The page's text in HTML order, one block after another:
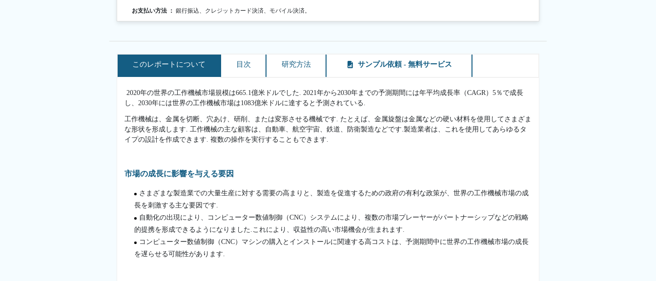
お支払い方法 ： 銀行振込、クレジットカード決済、モバイル決済。
このレポートについて 目次 研究方法 サンプル依頼 - 無料サービス
2020年の世界の工作機械市場規模は665.1億米ドルでした. 2021年から2030年までの予測期間には年平均成長率（CAGR）5％で成長
し、2030年には世界の工作機械市場は1083億米ドルに達すると予測されている.
工作機械は、金属を切断、穴あけ、研削、または変形させる機械です. たとえば、金属旋盤は金属などの硬い材料を使用してさまざま
な形状を形成します. 工作機械の主な顧客は、自動車、航空宇宙、鉄道、防衛製造などです.製造業者は、これを使用してあらゆるタ
イプの設計を作成できます. 複数の操作を実行することもできます.
市場の成長に影響を与える要因
さまざまな製造業での大量生産に対する需要の高まりと、製造を促進するための政府の有利な政策が、世界の工作機械市場の成
長を刺激する主な要因です.
自動化の出現により、コンピューター数値制御（CNC）システムにより、複数の市場プレーヤーがパートナーシップなどの戦略
的提携を形成できるようになりました.これにより、収益性の高い市場機会が生まれます.
コンピューター数値制御（CNC）マシンの購入とインストールに関連する高コストは、予測期間中に世界の工作機械市場の成長
を遅らせる可能性があります.